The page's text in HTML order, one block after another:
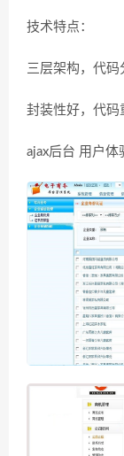
技术特点：
三层架构，代码
封装性好，代码
ajax后台 用户体